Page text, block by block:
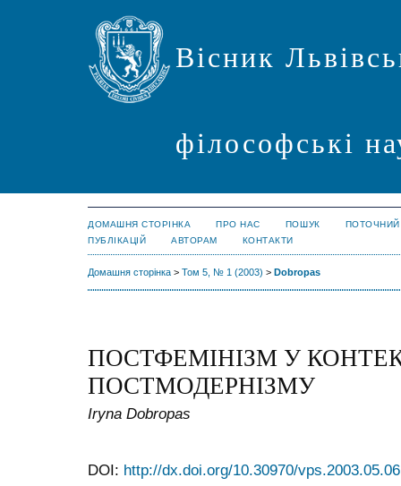
Вісник
філософські
ДОМАШНЯ СТОРІНКА ПРО НАС ПОШУК
ПОТОЧНИЙ
ПУБЛІКАЦІЙ
АВТОРАМ КОНТАКТИ
Домашня сторінка > Том 5, № 1 (2003) > Dobropas
ПОСТФЕМІНІЗМ У
ПОСТМОДЕРНІЗМУ
Iryna Dobropas
DOI: http://dx.doi.org/10.30970/vps.2003.05.06